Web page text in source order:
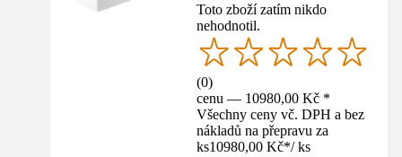
Toto zboží zatím nikdo
nehodnotil.
(0)
cenu — 10980,00 Kč *
Všechny ceny vč. DPH a bez
nákladů na přepravu za
ks10980,00 Kč*/ ks